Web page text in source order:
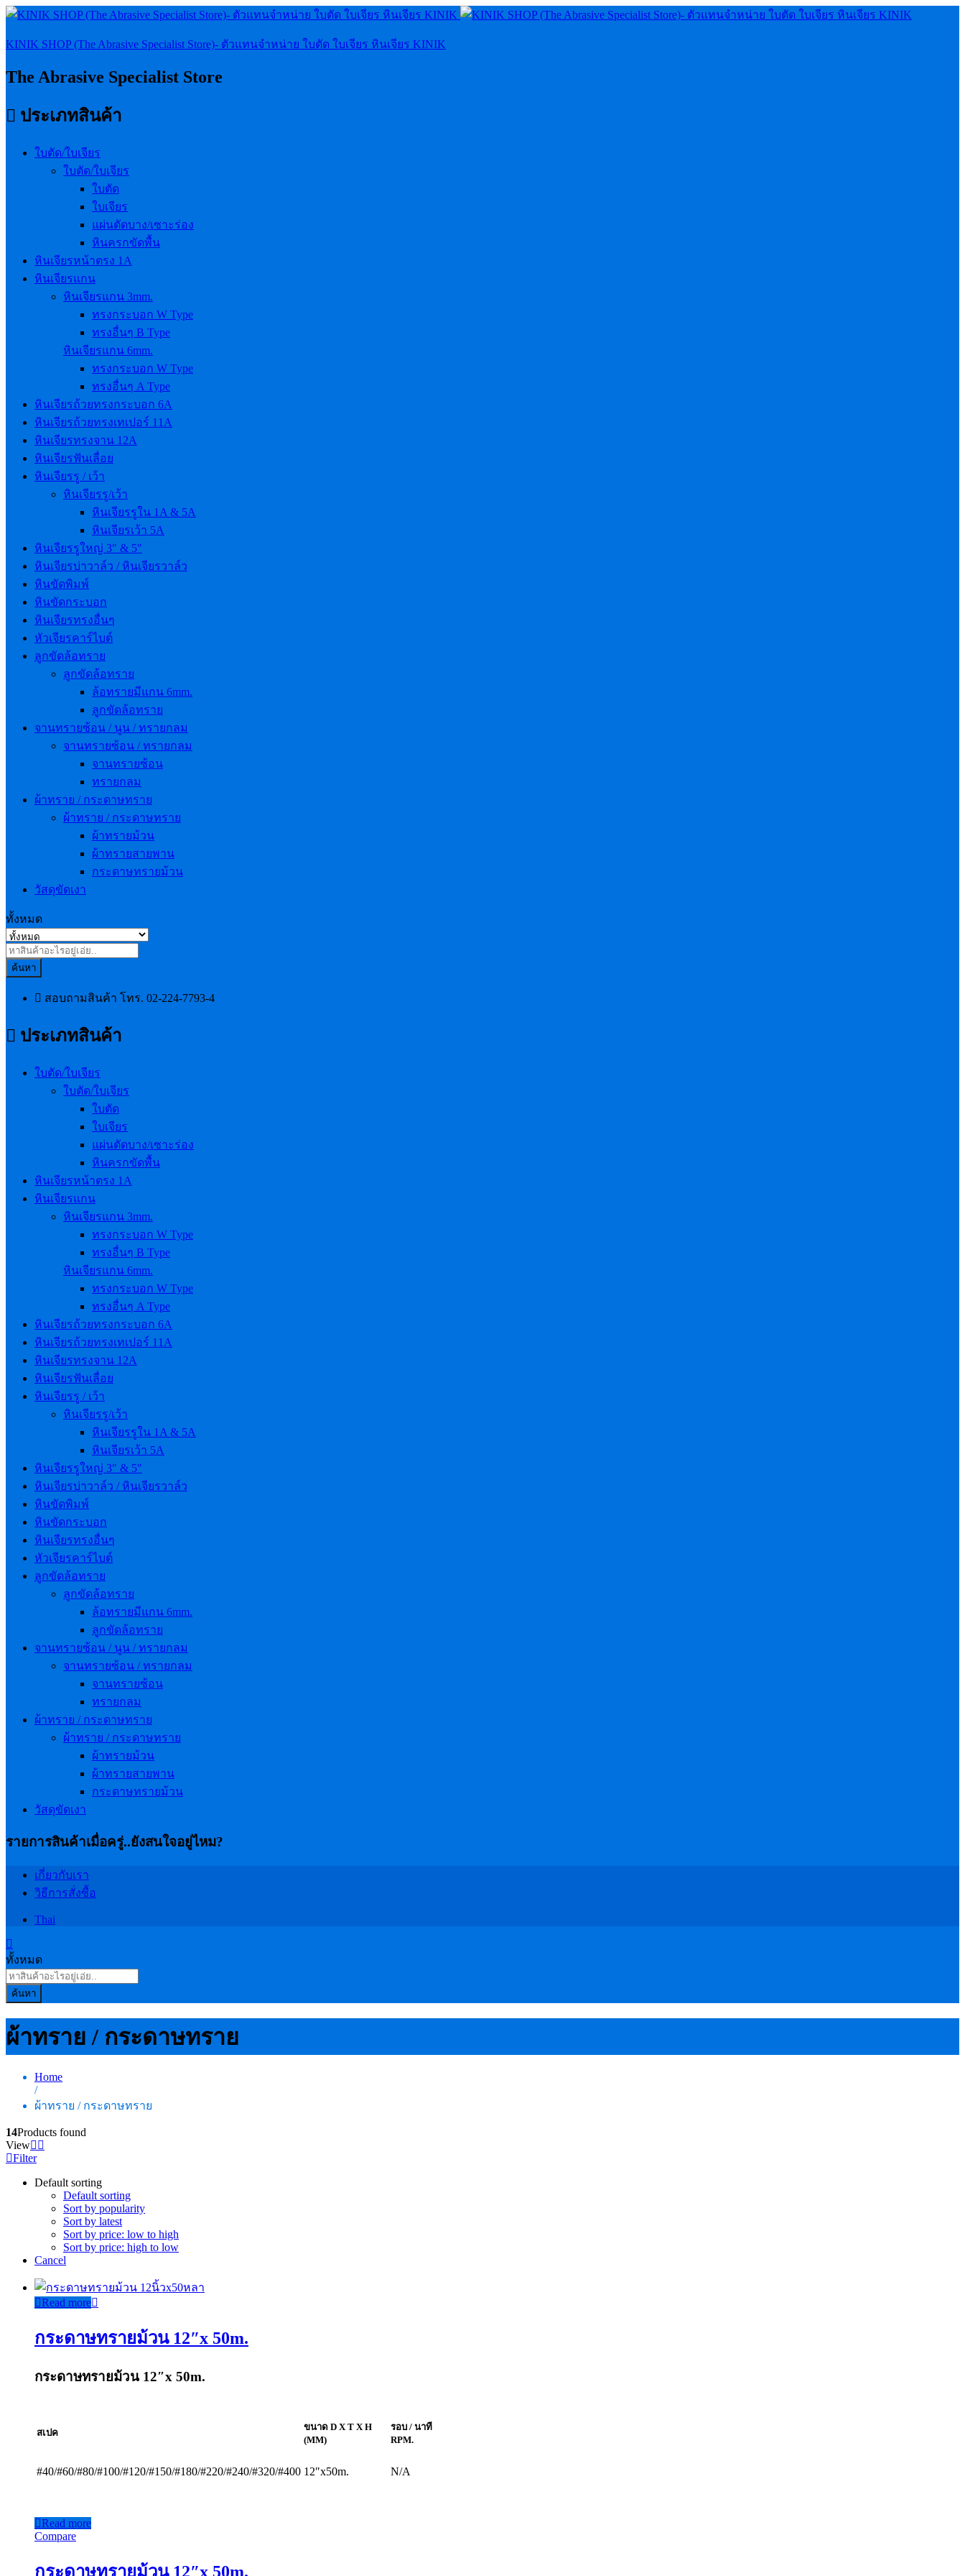
KINIK SHOP (The Abrasive Specialist Store)- ตัวแทนจำหน่าย ใบตัด ใบเจียร หินเจียร KINIK
The Abrasive Specialist Store
ประเภทสินค้า
ใบตัด/ใบเจียร
ใบตัด/ใบเจียร
ใบตัด
ใบเจียร
แผ่นตัดบาง/เซาะร่อง
หินครกขัดพื้น
หินเจียรหน้าตรง 1A
หินเจียรแกน
หินเจียรแกน 3mm.
ทรงกระบอก W Type
ทรงอื่นๆ B Type
หินเจียรแกน 6mm.
ทรงกระบอก W Type
ทรงอื่นๆ A Type
หินเจียรถ้วยทรงกระบอก 6A
หินเจียรถ้วยทรงเทเปอร์ 11A
หินเจียรทรงจาน 12A
หินเจียรฟันเลื่อย
หินเจียรรู / เว้า
หินเจียรรู/เว้า
หินเจียรรูใน 1A & 5A
หินเจียรเว้า 5A
หินเจียรรูใหญ่ 3″ & 5″
หินเจียรบ่าวาล์ว / หินเจียรวาล์ว
หินขัดพิมพ์
หินขัดกระบอก
หินเจียรทรงอื่นๆ
หัวเจียรคาร์ไบต์
ลูกขัดล้อทราย
ลูกขัดล้อทราย
ล้อทรายมีแกน 6mm.
ลูกขัดล้อทราย
จานทรายซ้อน / นูน / ทรายกลม
จานทรายซ้อน / ทรายกลม
จานทรายซ้อน
ทรายกลม
ผ้าทราย / กระดาษทราย
ผ้าทราย / กระดาษทราย
ผ้าทรายม้วน
ผ้าทรายสายพาน
กระดาษทรายม้วน
วัสดุขัดเงา
ทั้งหมด
ค้นหา
สอบถามสินค้า โทร. 02-224-7793-4
ประเภทสินค้า
ใบตัด/ใบเจียร
ใบตัด/ใบเจียร
ใบตัด
ใบเจียร
แผ่นตัดบาง/เซาะร่อง
หินครกขัดพื้น
หินเจียรหน้าตรง 1A
หินเจียรแกน
หินเจียรแกน 3mm.
ทรงกระบอก W Type
ทรงอื่นๆ B Type
หินเจียรแกน 6mm.
ทรงกระบอก W Type
ทรงอื่นๆ A Type
หินเจียรถ้วยทรงกระบอก 6A
หินเจียรถ้วยทรงเทเปอร์ 11A
หินเจียรทรงจาน 12A
หินเจียรฟันเลื่อย
หินเจียรรู / เว้า
หินเจียรรู/เว้า
หินเจียรรูใน 1A & 5A
หินเจียรเว้า 5A
หินเจียรรูใหญ่ 3″ & 5″
หินเจียรบ่าวาล์ว / หินเจียรวาล์ว
หินขัดพิมพ์
หินขัดกระบอก
หินเจียรทรงอื่นๆ
หัวเจียรคาร์ไบต์
ลูกขัดล้อทราย
ลูกขัดล้อทราย
ล้อทรายมีแกน 6mm.
ลูกขัดล้อทราย
จานทรายซ้อน / นูน / ทรายกลม
จานทรายซ้อน / ทรายกลม
จานทรายซ้อน
ทรายกลม
ผ้าทราย / กระดาษทราย
ผ้าทราย / กระดาษทราย
ผ้าทรายม้วน
ผ้าทรายสายพาน
กระดาษทรายม้วน
วัสดุขัดเงา
รายการสินค้าเมื่อครู่..ยังสนใจอยู่ไหม?
เกี่ยวกับเรา
วิธีการสั่งซื้อ
Thai
ทั้งหมด
ค้นหา
ผ้าทราย / กระดาษทราย
Home
/
ผ้าทราย / กระดาษทราย
14Products found
View
Filter
Default sorting
Default sorting
Sort by popularity
Sort by latest
Sort by price: low to high
Sort by price: high to low
Cancel
Read more
กระดาษทรายม้วน 12″x 50m.
กระดาษทรายม้วน 12″x 50m.
สเปค
ขนาด D X T X H
(MM)
รอบ / นาที
RPM.
#40/#60/#80/#100/#120/#150/#180/#220/#240/#320/#400 12″x50m. N/A
Read more
Compare
กระดาษทรายม้วน 12″x 50m.